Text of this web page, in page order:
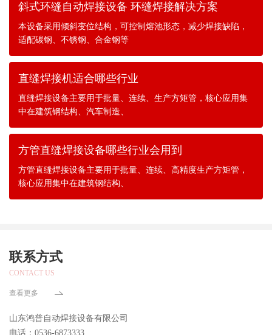
斜式环缝自动焊接设备 环缝焊接解决方案
本设备采用倾斜变位结构，可控制熔池形态，减少焊接缺陷，
适配碳钢、不锈钢、合金钢等
直缝焊接机适合哪些行业
直缝焊接设备主要用于批量、连续、生产方矩管，核心应用集
中在建筑钢结构、汽车制造、
方管直缝焊接设备哪些行业会用到
方管直缝焊接设备主要用于批量、连续、高精度生产方矩管，
核心应用集中在建筑钢结构、
联系方式
CONTACT US
查看更多
山东鸿普自动焊接设备有限公司
电话：0536-6873333